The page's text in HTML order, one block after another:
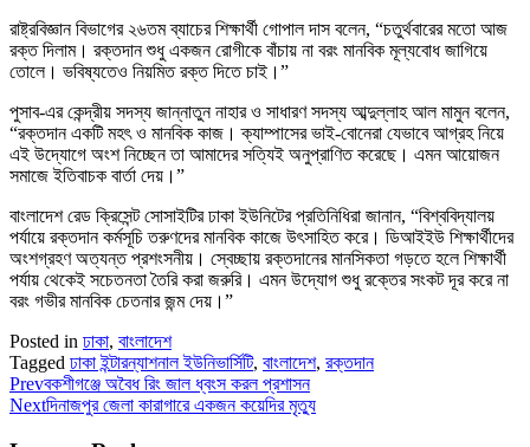
রাষ্ট্রবিজ্ঞান বিভাগের ২৬তম ব্যাচের শিক্ষার্থী গোপাল দাস বলেন, “চতুর্থবারের মতো আজ
রক্ত দিলাম। রক্তদান শুধু একজন রোগীকে বাঁচায় না বরং মানবিক মূল্যবোধ জাগিয়ে
তোলে। ভবিষ্যতেও নিয়মিত রক্ত দিতে চাই।”
পুসাব-এর কেন্দ্রীয় সদস্য জান্নাতুন নাহার ও সাধারণ সদস্য আব্দুল্লাহ আল মামুন বলেন,
“রক্তদান একটি মহৎ ও মানবিক কাজ। ক্যাম্পাসের ভাই-বোনেরা যেভাবে আগ্রহ নিয়ে
এই উদ্যোগে অংশ নিচ্ছেন তা আমাদের সত্যিই অনুপ্রাণিত করেছে। এমন আয়োজন
সমাজে ইতিবাচক বার্তা দেয়।”
বাংলাদেশ রেড ক্রিসেন্ট সোসাইটির ঢাকা ইউনিটের প্রতিনিধিরা জানান, “বিশ্ববিদ্যালয়
পর্যায়ে রক্তদান কর্মসূচি তরুণদের মানবিক কাজে উৎসাহিত করে। ডিআইইউ শিক্ষার্থীদের
অংশগ্রহণ অত্যন্ত প্রশংসনীয়। স্বেচ্ছায় রক্তদানের মানসিকতা গড়তে হলে শিক্ষার্থী
পর্যায় থেকেই সচেতনতা তৈরি করা জরুরি। এমন উদ্যোগ শুধু রক্তের সংকট দূর করে না
বরং গভীর মানবিক চেতনার জন্ম দেয়।”
Posted in ঢাকা, বাংলাদেশ
Tagged ঢাকা ইন্টারন্যাশনাল ইউনিভার্সিটি, বাংলাদেশ, রক্তদান
Prevবকশীগঞ্জে অবৈধ রিং জাল ধ্বংস করল প্রশাসন
Nextদিনাজপুর জেলা কারাগারে একজন কয়েদির মৃত্যু